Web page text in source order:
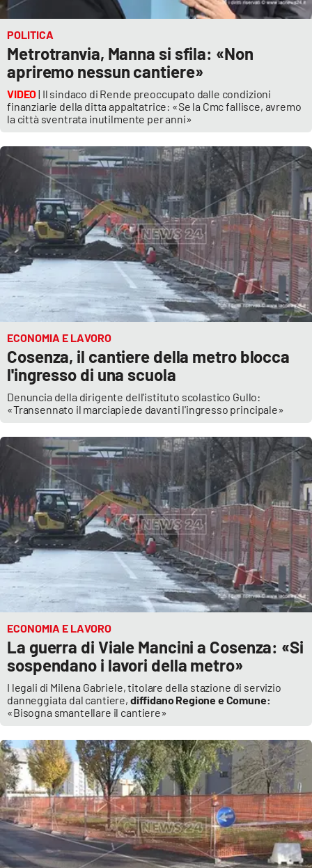
POLITICA
Metrotranvia, Manna si sfila: «Non
apriremo nessun cantiere»
VIDEO| Il sindaco di Rende preoccupato dalle condizioni
finanziarie della ditta appaltatrice: «Se la Cmc fallisce, avremo
la città sventrata inutilmente per anni»
ECONOMIA E LAVORO
Cosenza, il cantiere della metro blocca
l'ingresso di una scuola
Denuncia della dirigente dell'istituto scolastico Gullo:
«Transennato il marciapiede davanti l'ingresso principale»
ECONOMIA E LAVORO
La guerra di Viale Mancini a Cosenza: «Si
sospendano i lavori della metro»
I legali di Milena Gabriele, titolare della stazione di servizio
danneggiata dal cantiere, diffidano Regione e Comune:
«Bisogna smantellare il cantiere»